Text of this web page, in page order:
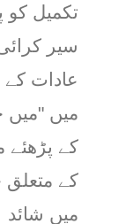
تکمیل کو
سیر
عادات کے
میں "میں
کے پڑھئے
کے متعلق
میں